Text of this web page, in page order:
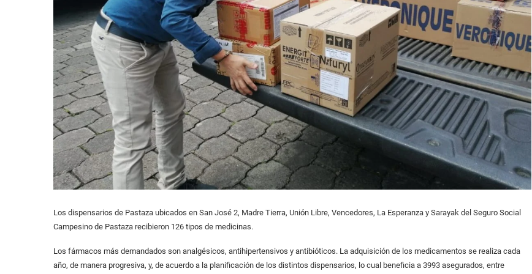
Los dispensarios de Pastaza ubicados en San José 2, Madre Tierra, Unión Libre, Vencedores, La Esperanza y Sarayak del Seguro Social
Campesino de Pastaza recibieron 126 tipos de medicinas.
Los fármacos más demandados son analgésicos, antihipertensivos y antibióticos. La adquisición de los medicamentos se realiza cada
año, de manera progresiva, y, de acuerdo a la planificación de los distintos dispensarios, lo cual beneficia a 3993 asegurados, entre